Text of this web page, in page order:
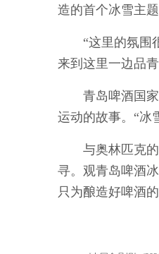
造的首个冰雪主
“这里的氛围很
来到这里一边品
青岛啤酒国家
运动的故事。“冰
与奥林匹克的
寻。观青岛啤酒
只为酿造好啤酒